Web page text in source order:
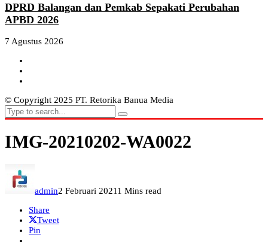
DPRD Balangan dan Pemkab Sepakati Perubahan
APBD 2026
7 Agustus 2026
© Copyright 2025 PT. Retorika Banua Media
IMG-20210202-WA0022
admin2 Februari 20211 Mins read
Share
Tweet
Pin